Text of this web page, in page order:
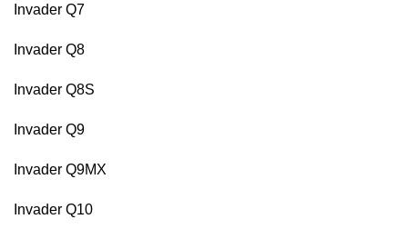
Invader Q7
Invader Q8
Invader Q8S
Invader Q9
Invader Q9MX
Invader Q10